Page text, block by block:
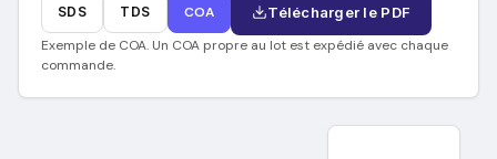
SDS TDS COA
Télécharger le PDF
Exemple de COA. Un COA propre au lot est expédié avec chaque
commande.